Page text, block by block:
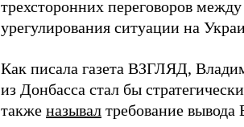
трехсторонних переговоров
урегулирования ситуации на
Как писала газета ВЗГЛЯД,
из Донбасса стал бы
также называл требование